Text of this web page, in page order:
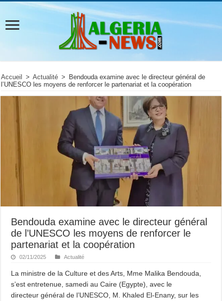
Accueil > Actualité >
Bendouda examine avec le directeur général de
l’UNESCO les moyens de renforcer le partenariat et la coopération
Bendouda examine avec le directeur général
de l’UNESCO les moyens de renforcer le
partenariat et la coopération
02/11/2025 Actualité
La ministre de la Culture et des Arts, Mme Malika Bendouda,
s’est entretenue, samedi au Caire (Egypte), avec le
directeur général de l’UNESCO, M. Khaled El-Enany, sur les